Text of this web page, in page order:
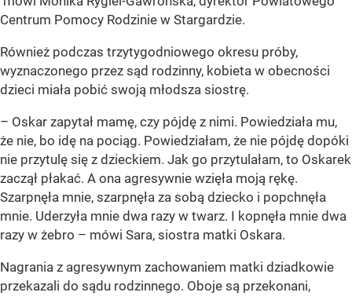
Centrum Pomocy Rodzinie w Stargardzie.
Również podczas trzytygodniowego okresu próby,
wyznaczonego przez sąd rodzinny, kobieta w obecności
dzieci miała pobić swoją młodsza siostrę.
– Oskar zapytał mamę, czy pójdę z nimi. Powiedziała mu,
że nie, bo idę na pociąg. Powiedziałam, że nie pójdę dopóki
nie przytulę się z dzieckiem. Jak go przytulałam, to Oskarek
zaczął płakać. A ona agresywnie wzięła moją rękę.
Szarpnęła mnie, szarpnęła za sobą dziecko i popchnęła
mnie. Uderzyła mnie dwa razy w twarz. I kopnęła mnie dwa
razy w żebro – mówi Sara, siostra matki Oskara.
Nagrania z agresywnym zachowaniem matki dziadkowie
przekazali do sądu rodzinnego. Oboje są przekonani,